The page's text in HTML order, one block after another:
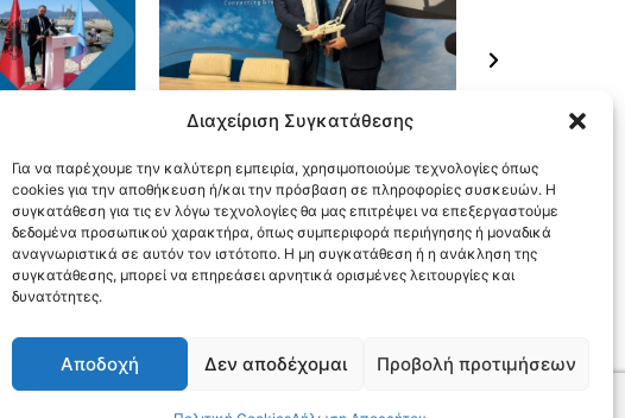
Διαχείριση Συγκατάθεσης
Για να παρέχουμε την καλύτερη εμπειρία, χρησιμοποιούμε τεχνολογίες όπως
cookies για την αποθήκευση ή/και την πρόσβαση σε πληροφορίες συσκευών. Η
συγκατάθεση για τις εν λόγω τεχνολογίες θα μας επιτρέψει να επεξεργαστούμε
δεδομένα προσωπικού χαρακτήρα, όπως συμπεριφορά περιήγησης ή μοναδικά
αναγνωριστικά σε αυτόν τον ιστότοπο. Η μη συγκατάθεση ή η ανάκληση της
συγκατάθεσης, μπορεί να επηρεάσει αρνητικά ορισμένες λειτουργίες και
δυνατότητες.
Αποδοχή Δεν αποδέχομαι Προβολή προτιμήσεων
–
για το
Hellenic Seaplanes – NOEMI:
την ανάπτυξη ηλεκτρικών
υδροπλάνων στην Ελλάδα
Πρώτη
πύλη σύνδεσης της
Ελλάδας με τα